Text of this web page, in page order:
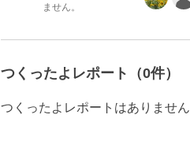
ません。
つくったよレポート（0件）
つくったよレポートはありません